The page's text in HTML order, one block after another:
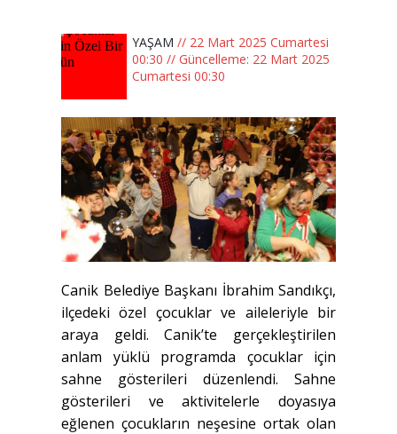
YAŞAM // 22 Mart 2025 Cumartesi
00:30 // Güncelleme: 22 Mart 2025
Cumartesi 00:30
Canik Belediye Başkanı İbrahim Sandıkçı,
ilçedeki özel çocuklar ve aileleriyle bir
araya geldi. Canik’te gerçekleştirilen
anlam yüklü programda çocuklar için
sahne gösterileri düzenlendi. Sahne
gösterileri ve aktivitelerle doyasıya
eğlenen çocukların neşesine ortak olan